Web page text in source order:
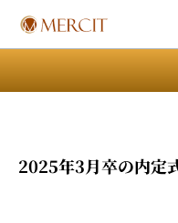
を
キ
2025年3月卒の内定